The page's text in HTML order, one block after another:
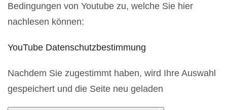
Bedingungen von Youtube zu, welche Sie hier
nachlesen können:
YouTube Datenschutzbestimmung
Nachdem Sie zugestimmt haben, wird Ihre Auswahl
gespeichert und die Seite neu geladen